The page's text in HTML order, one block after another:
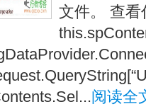
文件。 查看
阅读全